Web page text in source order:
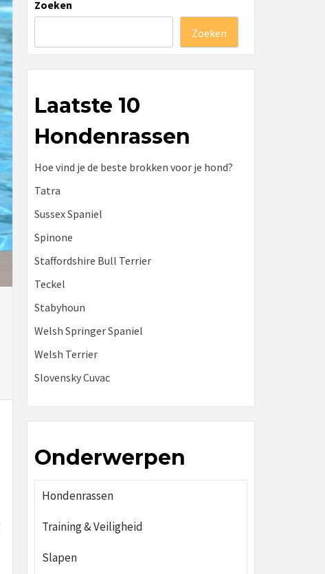
Zoeken
Zoeken
Laatste 10
Hondenrassen
Hoe vind je de beste brokken voor je hond?
Tatra
Sussex Spaniel
Spinone
Staffordshire Bull Terrier
Teckel
Stabyhoun
Welsh Springer Spaniel
Welsh Terrier
Slovensky Cuvac
Onderwerpen
Hondenrassen
Training & Veiligheid
Slapen